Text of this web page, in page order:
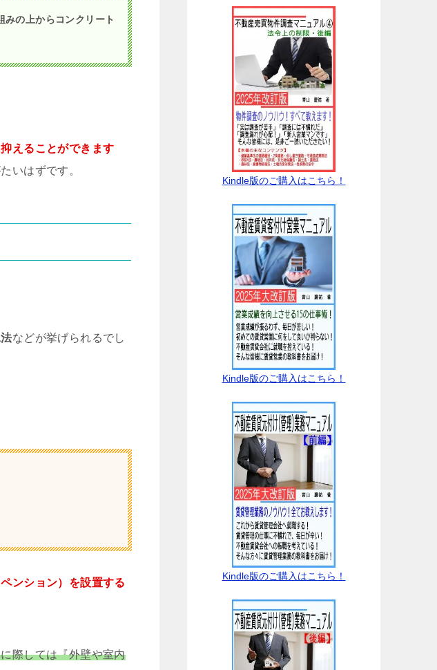
みの上からコンクリート
えることができます
いはずです。
などが挙げられるでし
ンション）を設置する
際しては『外壁や室内
Kindle版のご購入はこちら！
Kindle版のご購入はこちら！
Kindle版のご購入はこちら！